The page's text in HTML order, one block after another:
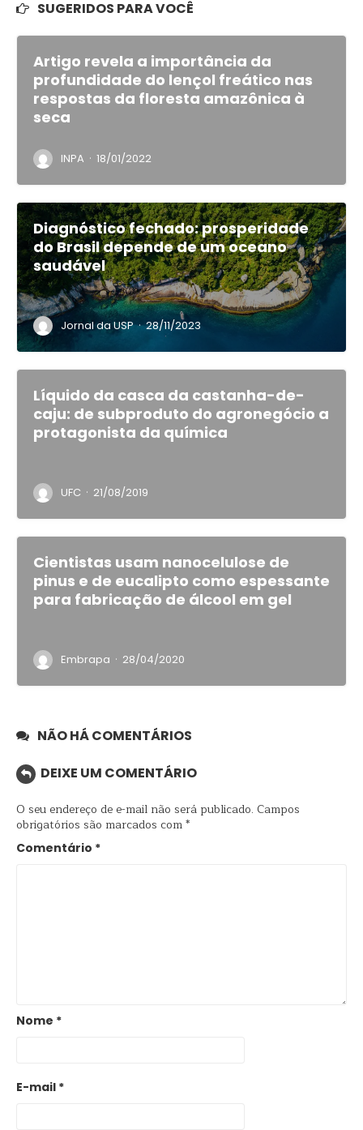
SUGERIDOS PARA VOCÊ
Artigo revela a importância da
profundidade do lençol freático nas
respostas da floresta amazônica à
seca
INPA · 18/01/2022
Diagnóstico fechado: prosperidade
do Brasil depende de um oceano
saudável
Jornal da USP · 28/11/2023
Líquido da casca da castanha-de-
caju: de subproduto do agronegócio a
protagonista da química
UFC · 21/08/2019
Cientistas usam nanocelulose de
pinus e de eucalipto como espessante
para fabricação de álcool em gel
Embrapa · 28/04/2020
NÃO HÁ COMENTÁRIOS
DEIXE UM COMENTÁRIO
O seu endereço de e-mail não será publicado. Campos
obrigatórios são marcados com*
Comentário *
Nome *
E-mail *